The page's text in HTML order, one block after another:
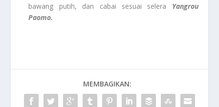
bawang putih, dan cabai sesuai selera Yangrou
Paomo.
MEMBAGIKAN: